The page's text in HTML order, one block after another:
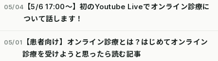
05/04
【5/6 17:00〜】初のYoutube Liveでオンライン診療に
ついて話します！
05/01
【患者向け】オンライン診療とは？はじめてオンライン
診療を受けようと思ったら読む記事